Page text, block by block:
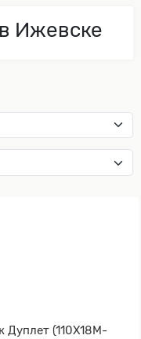
Ижевске
Дуплет (110Х18М-